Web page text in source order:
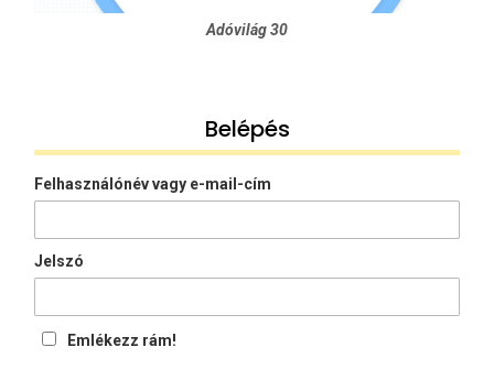
Adóvilág 30
Belépés
Felhasználónév vagy e-mail-cím
Jelszó
Emlékezz rám!